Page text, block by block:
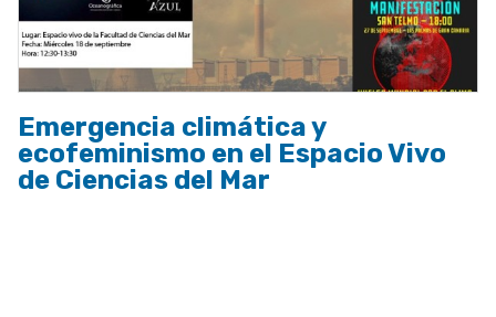
Emergencia climática y
ecofeminismo en el Espacio Vivo
de Ciencias del Mar